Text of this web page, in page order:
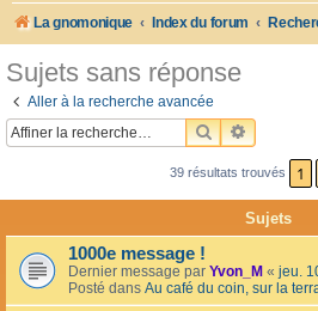
La gnomonique Index du forum
Sujets sans réponse
Aller à la recherche avancée
RECHERCHER
39 résultats trouvés 1
Sujets
1000e message !
Dernier message par Yvon_M « jeu.
Posté dans Au café du coin, sur la